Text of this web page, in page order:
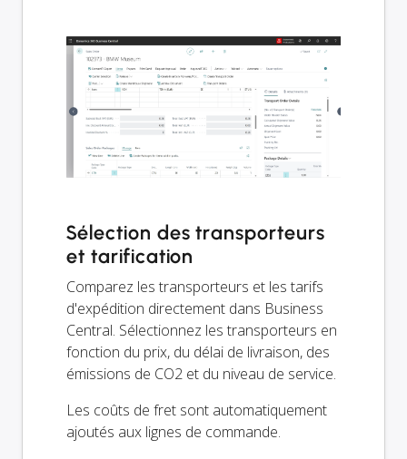
Sélection des transporteurs
et tarification
Comparez les transporteurs et les tarifs
d'expédition directement dans Business
Central. Sélectionnez les transporteurs en
fonction du prix, du délai de livraison, des
émissions de CO2 et du niveau de service.
Les coûts de fret sont automatiquement
ajoutés aux lignes de commande.